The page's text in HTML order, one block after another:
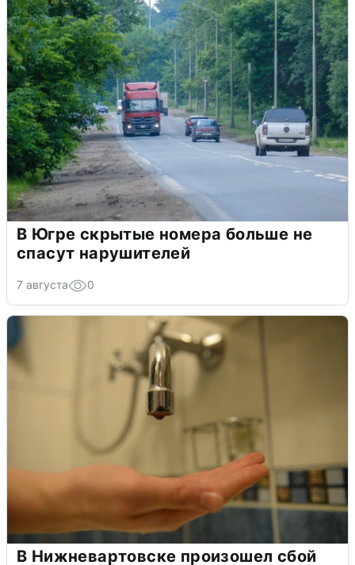
В Югре скрытые номера больше не
спасут нарушителей
7 августа 0
В Нижневартовске произошел сбой